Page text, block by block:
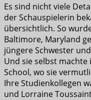
Es sind nicht viele
der Schauspielerin
übersichtlich. So
Baltimore, Maryland
jüngere Schwester
Und sie selbst
School, wo sie
Ihre Studienkollegen
und Lorraine